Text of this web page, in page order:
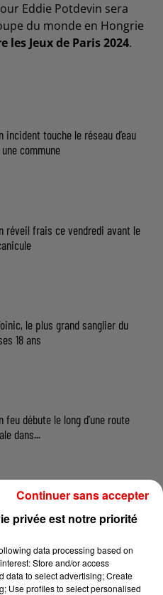
Eddie Potdevin sera
du monde en Hongrie
Jeux de Paris 2024.
incident touche le réseau d’eau
commune
réveil frais ce vendredi avant le
le plus grand sanglier du
18 ans
feu débute le long d'une route
dans...
privée est notre priorité
data processing based on
Store and/or access
data to select advertising; Create
Use profiles to select personalised
Continuer sans accepter